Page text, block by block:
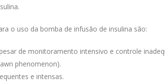
o uso da bomba de infusão de insulina são:
de monitoramento intensivo e controle
phenomenon).
e intensas.